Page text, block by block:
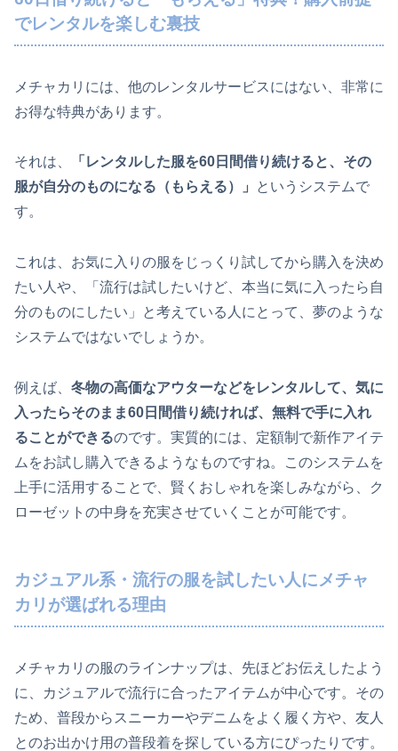
でレンタルを楽しむ裏技
メチャカリには、他のレンタルサービスにはない、非常に
お得な特典があります。
それは、
「レンタルした服を60日間借り続けると、その
服が自分のものになる（もらえる）」
というシステムで
す。
これは、お気に入りの服をじっくり試してから購入を決め
たい人や、「流行は試したいけど、本当に気に入ったら自
分のものにしたい」と考えている人にとって、夢のような
システムではないでしょうか。
例えば、 冬物の高価なアウターなどをレンタルして、気に
入ったらそのまま60日間借り続ければ、無料で手に入れ
ることができるのです。実質的には、定額制で新作アイテ
ムをお試し購入できるようなものですね。このシステムを
上手に活用することで、賢くおしゃれを楽しみながら、ク
ローゼットの中身を充実させていくことが可能です。
カジュアル系・流行の服を試したい人にメチャ
カリが選ばれる理由
メチャカリの服のラインナップは、先ほどお伝えしたよう
に、カジュアルで流行に合ったアイテムが中心です。その
ため、普段からスニーカーやデニムをよく履く方や、友人
とのお出かけ用の普段着を探している方にぴったりです。